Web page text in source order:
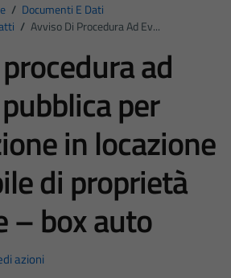
/ Documenti E Dati
/ Avviso Di Procedura Ad Ev...
ad
per
in locazione
di proprietà
– box auto
azioni